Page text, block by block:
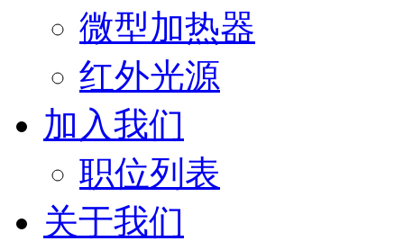
微型加热器
红外光源
加入我们
职位列表
关于我们